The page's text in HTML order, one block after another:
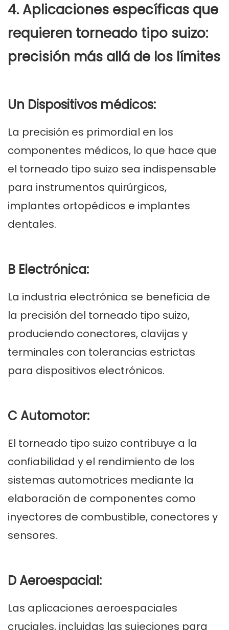
4. Aplicaciones específicas que
requieren torneado tipo suizo:
precisión más allá de los límites
Un Dispositivos médicos:
La precisión es primordial en los
componentes médicos, lo que hace que
el torneado tipo suizo sea indispensable
para instrumentos quirúrgicos,
implantes ortopédicos e implantes
dentales.
B Electrónica:
La industria electrónica se beneficia de
la precisión del torneado tipo suizo,
produciendo conectores, clavijas y
terminales con tolerancias estrictas
para dispositivos electrónicos.
C Automotor:
El torneado tipo suizo contribuye a la
confiabilidad y el rendimiento de los
sistemas automotrices mediante la
elaboración de componentes como
inyectores de combustible, conectores y
sensores.
D Aeroespacial:
Las aplicaciones aeroespaciales
cruciales, incluidas las sujeciones para